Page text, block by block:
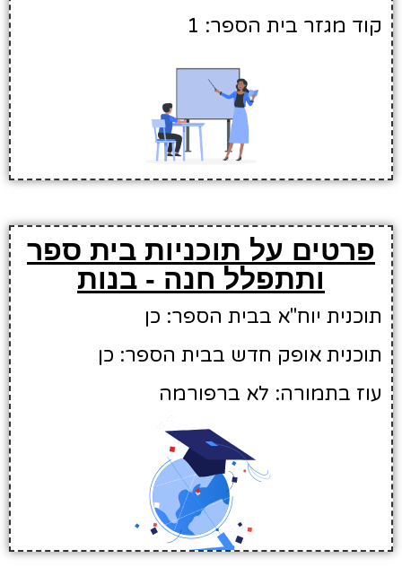
קוד מגזר בית הספר: 1
פרטים על תוכניות בית ספר
ותתפלל חנה - בנות
תוכנית יוח"א בבית הספר: כן
תוכנית אופק חדש בבית הספר: כן
עוז בתמורה: לא ברפורמה